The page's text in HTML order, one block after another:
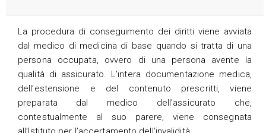
La procedura di conseguimento dei diritti viene avviata
dal medico di medicina di base quando si tratta di una
persona occupata, ovvero di una persona avente la
qualità di assicurato. L’intera documentazione medica,
dell’estensione e del contenuto prescritti, viene
preparata dal medico dell’assicurato che,
contestualmente al suo parere, viene consegnata